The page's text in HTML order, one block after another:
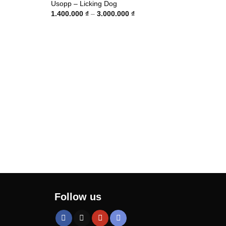
Usopp – Licking Dog
1.400.000 ₫ – 3.000.000 ₫Khoảng
Follow us